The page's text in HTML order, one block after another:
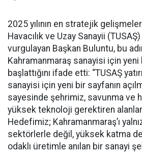
2025 yılının en stratejik
Havacılık ve Uzay Sanayii
vurgulayan Başkan Buluntu, bu
Kahramanmaraş sanayisi için
başlattığını ifade etti: “TUSAŞ
sanayisi için yeni bir sayfanın
sayesinde şehrimiz, savunma ve
yüksek teknoloji gerektiren
Hedefimiz; Kahramanmaraş’ı
sektörlerle değil, yüksek katma
odaklı üretimle anılan bir sanayi